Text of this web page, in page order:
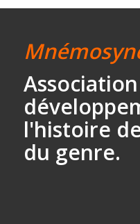
Association
l'histoire
du genre.